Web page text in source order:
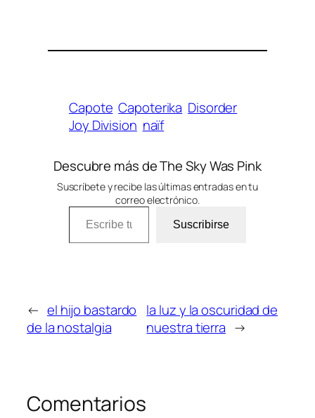
Capote Capoterika Disorder
Joy Division naïf
Descubre más de The Sky Was Pink
Suscríbete y recibe las últimas entradas en tu
correo electrónico.
Escribe tu correo electrónico…
Suscribirse
← el hijo bastardo
de la nostalgia
la luz y la oscuridad de
nuestra tierra →
Comentarios